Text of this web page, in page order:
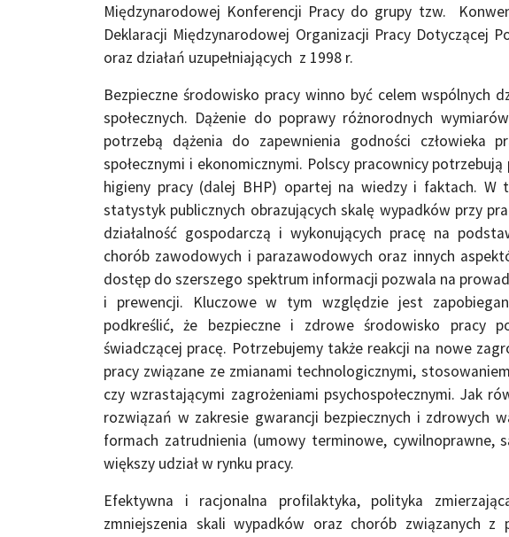
Międzynarodowej Konferencji Pracy do grupy tzw.
Deklaracji Międzynarodowej Organizacji Pracy Dotyczącej
oraz działań uzupełniających z 1998 r.
Bezpieczne środowisko pracy winno być celem wspólnych
społecznych. Dążenie do poprawy różnorodnych
potrzebą dążenia do zapewnienia godności człowieka
społecznymi i ekonomicznymi. Polscy pracownicy
higieny pracy (dalej BHP) opartej na wiedzy i faktach. W
statystyk publicznych obrazujących skalę wypadków przy
działalność gospodarczą i wykonujących pracę na
chorób zawodowych i parazawodowych oraz innych
dostęp do szerszego spektrum informacji pozwala na
i prewencji. Kluczowe w tym względzie jest
podkreślić, że bezpieczne i zdrowe środowisko pracy
świadczącej pracę. Potrzebujemy także reakcji na nowe
pracy związane ze zmianami technologicznymi,
czy wzrastającymi zagrożeniami psychospołecznymi. Jak
rozwiązań w zakresie gwarancji bezpiecznych i zdrowych
formach zatrudnienia (umowy terminowe, cywilnoprawne,
większy udział w rynku pracy.
Efektywna i racjonalna profilaktyka, polityka
zmniejszenia skali wypadków oraz chorób związanych